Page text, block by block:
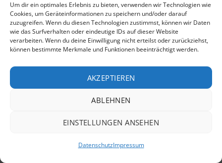
Um dir ein optimales Erlebnis zu bieten, verwenden wir Technologien wie
Cookies, um Geräteinformationen zu speichern und/oder darauf
zuzugreifen. Wenn du diesen Technologien zustimmst, können wir Daten
wie das Surfverhalten oder eindeutige IDs auf dieser Website
verarbeiten. Wenn du deine Einwilligung nicht erteilst oder zurückziehst,
können bestimmte Merkmale und Funktionen beeinträchtigt werden.
AKZEPTIEREN
ABLEHNEN
EINSTELLUNGEN ANSEHEN
DatenschutzImpressum
PayPal Rechung
AWE - Agrarshop Weser-Ems GmbH